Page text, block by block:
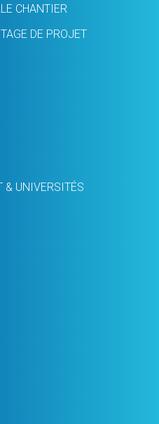
CHANTIER
DE PROJET
& UNIVERSITÉS